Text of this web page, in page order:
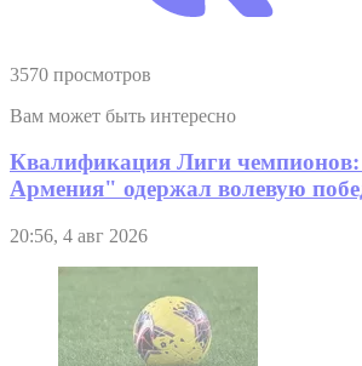
3570 просмотров
Вам может быть интересно
Квалификация Лиги
Армения" одержал волевую
20:56, 4 авг 2026